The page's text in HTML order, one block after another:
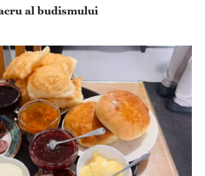
al budismului